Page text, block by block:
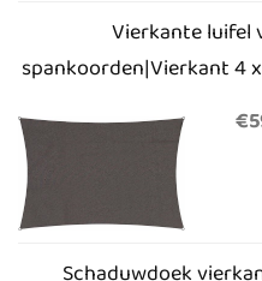
Vierkante luifel
spankoorden|Vierkant 4